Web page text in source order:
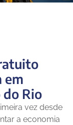
em
Rio
vez desde
a economia